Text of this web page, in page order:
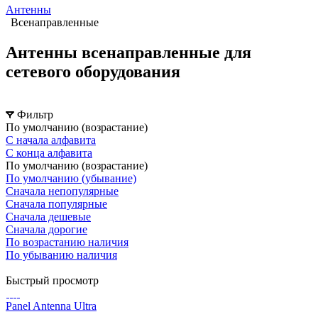
Антенны
Всенаправленные
Антенны всенаправленные для
сетевого оборудования
Фильтр
По умолчанию (возрастание)
С начала алфавита
С конца алфавита
По умолчанию (возрастание)
По умолчанию (убывание)
Сначала непопулярные
Сначала популярные
Сначала дешевые
Сначала дорогие
По возрастанию наличия
По убыванию наличия
Быстрый просмотр
Panel Antenna Ultra